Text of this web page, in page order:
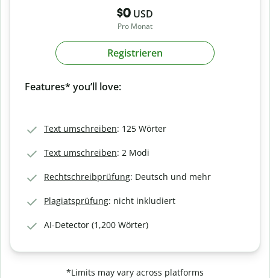
$0 USD
Pro Monat
Registrieren
Features* you’ll love:
Text umschreiben: 125 Wörter
Text umschreiben: 2 Modi
Rechtschreibprüfung: Deutsch und mehr
Plagiatsprüfung: nicht inkludiert
AI-Detector (1,200 Wörter)
*Limits may vary across platforms